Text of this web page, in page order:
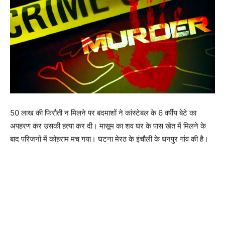
50 लाख की फिरौती न मिलने पर बदमाशों ने कांस्टेबल के 6 वर्षीय बेटे का
अपहरण कर उसकी हत्या कर दी। मासूम का शव घर के पास खेत में मिलने के
बाद परिजनों में कोहराम मच गया। घटना मेरठ के इंचौली के धनपुर गांव की है।